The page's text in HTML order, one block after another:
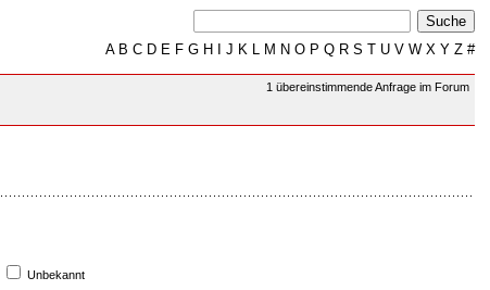
AB C D E F G H J K L M N O P Q R S T U V W X Y Z #
1 übereinstimmende Anfrage im Forum
Unbekannt